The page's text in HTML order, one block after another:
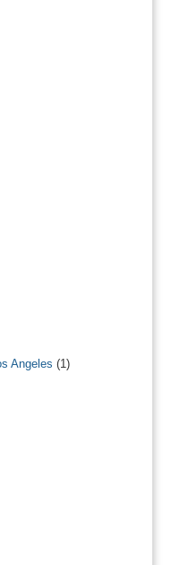
Angeles (1)